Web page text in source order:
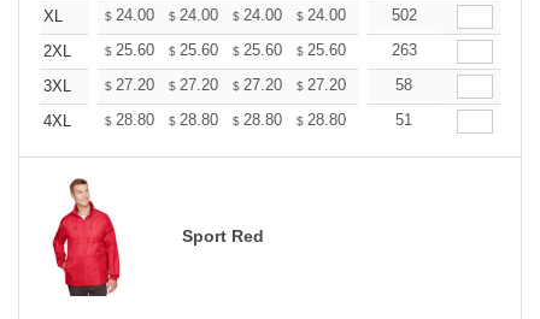
XL
$ 24.00 $ 24.00 $ 24.00 $ 24.00 24.00
502
2XL
$ 25.60 $ 25.60 $ 25.60 $ 25.60 25.60
263
3XL
$ 27.20 $ 27.20 $ 27.20 $ 27.20 27.20
58
4XL
$ 28.80 $ 28.80 $ 28.80 $ 28.80 28.80
51
Sport Red